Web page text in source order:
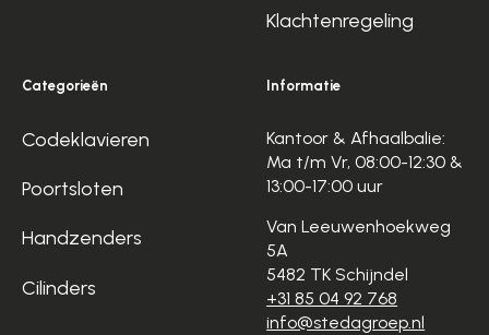
Klachtenregeling
Categorieën
Codeklavieren
Poortsloten
Handzenders
Cilinders
Informatie
Kantoor & Afhaalbalie:
Ma t/m Vr, 08:00-12:30 &
13:00-17:00 uur
Van Leeuwenhoekweg
5A
5482 TK Schijndel
+31 85 04 92 768
info@stedagroep.nl